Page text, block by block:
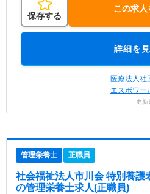
保存する
この求人
詳細を
医療法人
エスポワー
更
管理栄養士 正職員
社会福祉法人市川会 特別養護
の管理栄養士求人(正職員)